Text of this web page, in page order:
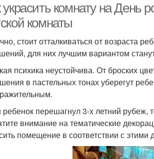
украсить комнату на
комнаты
стоит отталкиваться от возраста
для них лучшим вариантом
психика неустойчива. От броских
в пастельных тонах уберегут
ребенок перешагнул 3-х летний
внимание на тематические
помещение в соответствии с